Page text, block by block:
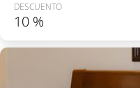
DESCUENTO
10 %